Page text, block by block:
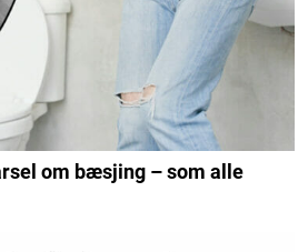
om bæsjing – som alle